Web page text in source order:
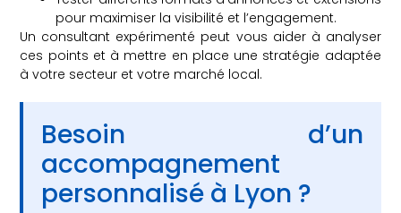
pour maximiser la visibilité et l’engagement.
Un consultant expérimenté peut vous aider à analyser
ces points et à mettre en place une stratégie adaptée
à votre secteur et votre marché local.
Besoin d’un
accompagnement
personnalisé à Lyon ?